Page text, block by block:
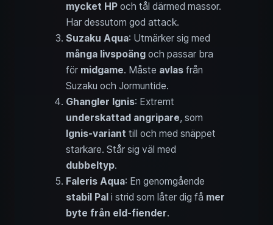
mycket HP och tål därmed massor.
Har dessutom god attack.
Suzaku Aqua: Utmärker sig med
många livspoäng och passar bra
för midgame. Måste avlas från
Suzaku och Jormuntide.
Ghangler Ignis: Extremt
underskattad angripare, som
Ignis-variant till och med snäppet
starkare. Står sig väl med
dubbeltyp.
Faleris Aqua: En genomgående
stabil Pal i strid som låter dig få mer
byte från eld-fiender.